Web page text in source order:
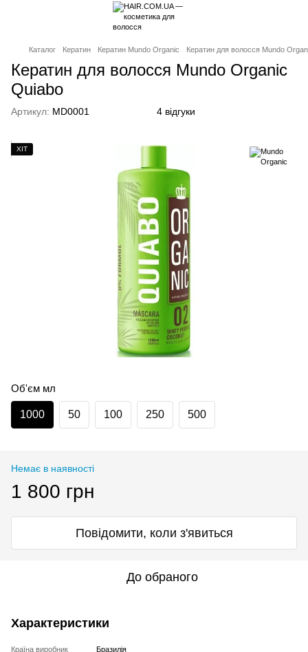
Каталог Кератин Кератин Mundo Organic Кератин для волосся Mundo
Кератин для волосся Mundo Organic
Quiabo
Артикул: MD0001 4 відгуки
ХІТ
Об'єм мл
1000 50 100 250 500
Немає в наявності
1 800 грн
Повідомити, коли з'явиться
До обраного
Характеристики
Країна виробник
Бразилія